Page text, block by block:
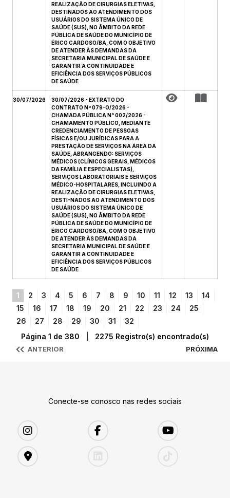
REALIZAÇÃO DE CIRURGIAS ELETIVAS,
DESTINADOS AO ATENDIMENTO DOS
USUÁRIOS DO SISTEMA ÚNICO DE
SAÚDE (SUS), NO ÂMBITO DA REDE
PÚBLICA DE SAÚDE DO MUNICÍPIO DE
ÉRICO CARDOSO/BA, COM O OBJETIVO
DE ATENDER ÀS DEMANDAS DA
SECRETARIA MUNICIPAL DE SAÚDE E
GARANTIR A CONTINUIDADE E
EFICIÊNCIA DOS SERVIÇOS PÚBLICOS
DE SAÚDE
30/07/2026
30/07/2026 - EXTRATO DO
CONTRATO Nº 079-O/2026 -
CHAMADA PÚBLICA N° 002/2026 -
CHAMAMENTO PÚBLICO, MEDIANTE
CREDENCIAMENTO DE PESSOAS
FÍSICAS E/OU JURÍDICAS PARA A
PRESTAÇÃO DE SERVIÇOS NA ÁREA DA
SAÚDE, ABRANGENDO: SERVIÇOS
MÉDICOS (CLÍNICOS GERAIS, MÉDICOS
DA FAMÍLIA E ESPECIALISTAS),
SERVIÇOS LABORATORIAIS E SERVIÇOS
MÉDICO-HOSPITALARES, INCLUINDO A
REALIZAÇÃO DE CIRURGIAS ELETIVAS,
DESTI-NADOS AO ATENDIMENTO DOS
USUÁRIOS DO SISTEMA ÚNICO DE
SAÚDE (SUS), NO ÂMBITO DA REDE
PÚBLICA DE SAÚDE DO MUNICÍPIO DE
ÉRICO CARDOSO/BA, COM O OBJETIVO
DE ATENDER ÀS DEMANDAS DA
SECRETARIA MUNICIPAL DE SAÚDE E
GARANTIR A CONTINUIDADE E
EFICIÊNCIA DOS SERVIÇOS PÚBLICOS
DE SAÚDE
1 2 3 4 5 6 7 8 9 10 11 12 13
14
15
16 17 18 19 20 21 22 23 24
25
26
27 28 29 30 31 32
ANTERIOR
Página 1 de 380 | 2275 Registro(s) encontrado(s)
PRÓXIMA
Conecte-se conosco nas redes sociais